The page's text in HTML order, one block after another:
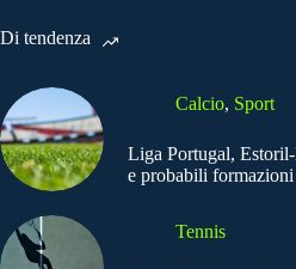
Di tendenza
Calcio, Sport
Liga Portugal,
e probabili formazioni
Tennis